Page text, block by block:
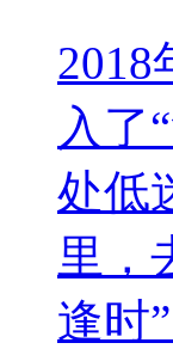
2018
入了
处低
里，
逢时